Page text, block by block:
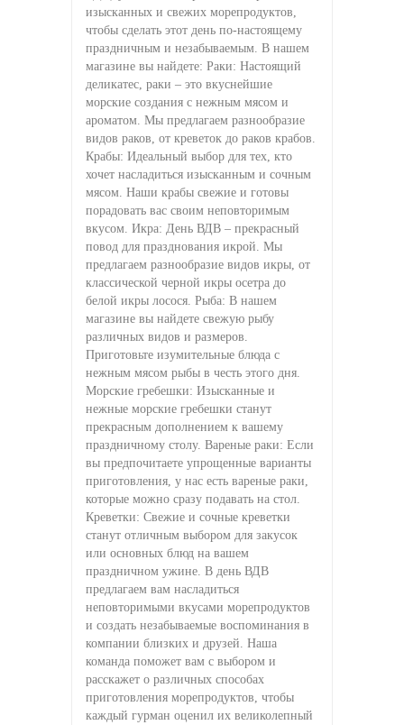
изысканных и свежих морепродуктов,
чтобы сделать этот день по-настоящему
праздничным и незабываемым. В нашем
магазине вы найдете: Раки: Настоящий
деликатес, раки – это вкуснейшие
морские создания с нежным мясом и
ароматом. Мы предлагаем разнообразие
видов раков, от креветок до раков крабов.
Крабы: Идеальный выбор для тех, кто
хочет насладиться изысканным и сочным
мясом. Наши крабы свежие и готовы
порадовать вас своим неповторимым
вкусом. Икра: День ВДВ – прекрасный
повод для празднования икрой. Мы
предлагаем разнообразие видов икры, от
классической черной икры осетра до
белой икры лосося. Рыба: В нашем
магазине вы найдете свежую рыбу
различных видов и размеров.
Приготовьте изумительные блюда с
нежным мясом рыбы в честь этого дня.
Морские гребешки: Изысканные и
нежные морские гребешки станут
прекрасным дополнением к вашему
праздничному столу. Вареные раки: Если
вы предпочитаете упрощенные варианты
приготовления, у нас есть вареные раки,
которые можно сразу подавать на стол.
Креветки: Свежие и сочные креветки
станут отличным выбором для закусок
или основных блюд на вашем
праздничном ужине. В день ВДВ
предлагаем вам насладиться
неповторимыми вкусами морепродуктов
и создать незабываемые воспоминания в
компании близких и друзей. Наша
команда поможет вам с выбором и
расскажет о различных способах
приготовления морепродуктов, чтобы
каждый гурман оценил их великолепный